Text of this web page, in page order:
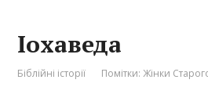
Іохаведа
Біблійні історії Помітки:Жінки